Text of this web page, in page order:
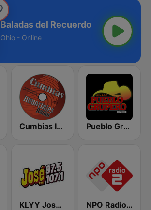
Baladas del Recuerdo
Ohio - Online
Cumbias Inmortales Radio Pueblo Grupero Radio
KLYY José 97.5 y 107.1 NPO Radio 2